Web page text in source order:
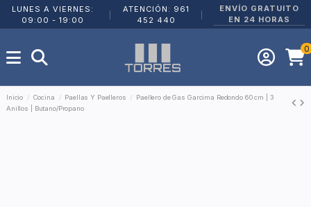
LUNES A VIERNES:
09:00 - 19:00
ATENCIÓN: 961
452 440
ENVÍO GRATUITO
EN 24 HORAS
0
Inicio Cocina Paellas Y Paelleros
Paellero de Gas Garcima Redondo 60 cm | 3
Anillos | Butano/Propano